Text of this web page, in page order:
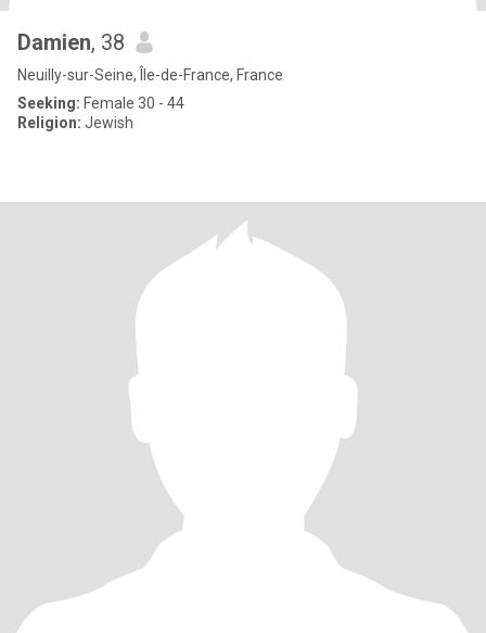
Damien, 38
Neuilly-sur-Seine, Île-de-France, France
Seeking: Female 30 - 44
Religion: Jewish